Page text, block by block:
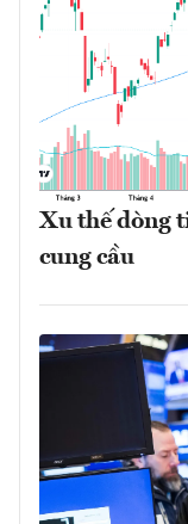
Xu thế dòng
cung cầu